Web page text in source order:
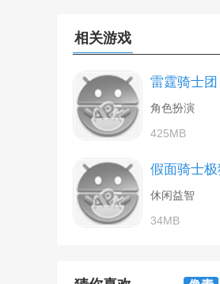
相关游戏
雷霆骑士团
角色扮演
425MB
休闲益智
34MB